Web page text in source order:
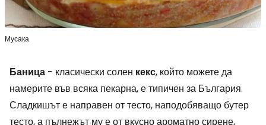
Мусака
Баница - класически солен кекс, който можете да
намерите във всяка пекарна, е типичен за България.
Сладкишът е направен от тесто, наподобяващо бутер
тесто, а пълнежът му е от вкусно ароматно сирене,